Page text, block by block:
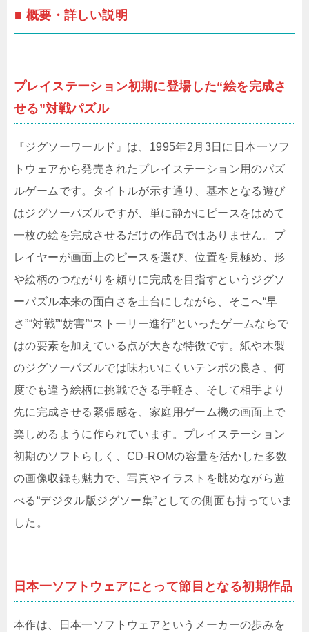
■ 概要・詳しい説明
プレイステーション初期に登場した“絵を完成さ
せる”対戦パズル
『ジグソーワールド』は、1995年2月3日に日本一ソフ
トウェアから発売されたプレイステーション用のパズ
ルゲームです。タイトルが示す通り、基本となる遊び
はジグソーパズルですが、単に静かにピースをはめて
一枚の絵を完成させるだけの作品ではありません。プ
レイヤーが画面上のピースを選び、位置を見極め、形
や絵柄のつながりを頼りに完成を目指すというジグソ
ーパズル本来の面白さを土台にしながら、そこへ“早
さ”“対戦”“妨害”“ストーリー進行”といったゲームならで
はの要素を加えている点が大きな特徴です。紙や木製
のジグソーパズルでは味わいにくいテンポの良さ、何
度でも違う絵柄に挑戦できる手軽さ、そして相手より
先に完成させる緊張感を、家庭用ゲーム機の画面上で
楽しめるように作られています。プレイステーション
初期のソフトらしく、CD-ROMの容量を活かした多数
の画像収録も魅力で、写真やイラストを眺めながら遊
べる“デジタル版ジグソー集”としての側面も持っていま
した。
日本一ソフトウェアにとって節目となる初期作品
本作は、日本一ソフトウェアというメーカーの歩みを